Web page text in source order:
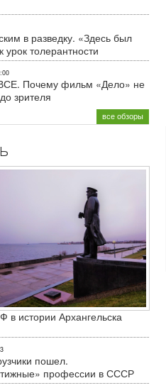
в разведку. «Здесь был
урок толерантности
Почему фильм «Дело» не
зрителя
все обзоры
в истории Архангельска
пошел.
профессии в СССР